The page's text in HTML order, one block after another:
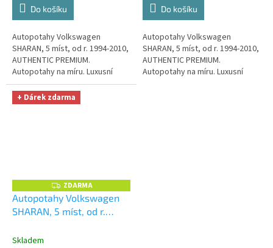
Do košíku
Autopotahy Volkswagen
SHARAN, 5 míst, od r. 1994-2010,
AUTHENTIC PREMIUM.
Autopotahy na míru. Luxusní
tuningový vzhled a špičková
ochrana čalounění. Profesionální
čalounické...
Do košíku
Autopotahy Volkswagen
SHARAN, 5 míst, od r. 1994-2010,
AUTHENTIC PREMIUM.
Autopotahy na míru. Luxusní
+ Dárek zdarma
Z
D
A
R
ZDARMA
Autopotahy Volkswagen
SHARAN, 5 míst, od r.
PREMIUM žakar modrý
Skladem